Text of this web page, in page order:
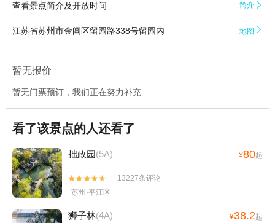
查看景点简介及开放时间 简介 
江苏省苏州市金阊区留园路338号留园内 地图 
暂无报价
暂无门票预订，我们正在努力补充
看了该景点的人还看了
拙政园(5A) ¥80起


13227条评论
苏州·平江区
狮子林(4A) ¥38.2起